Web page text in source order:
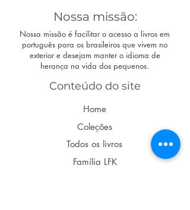
Nossa missão:
Nossa missão é facilitar o acesso a livros em
português para os brasileiros que vivem no
exterior e desejam manter o idioma de
herança na vida dos pequenos.
Conteúdo do site
Home
Coleções
Todos os livros
Família LFK